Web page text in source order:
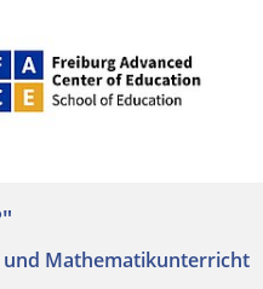
Mathematikunterricht